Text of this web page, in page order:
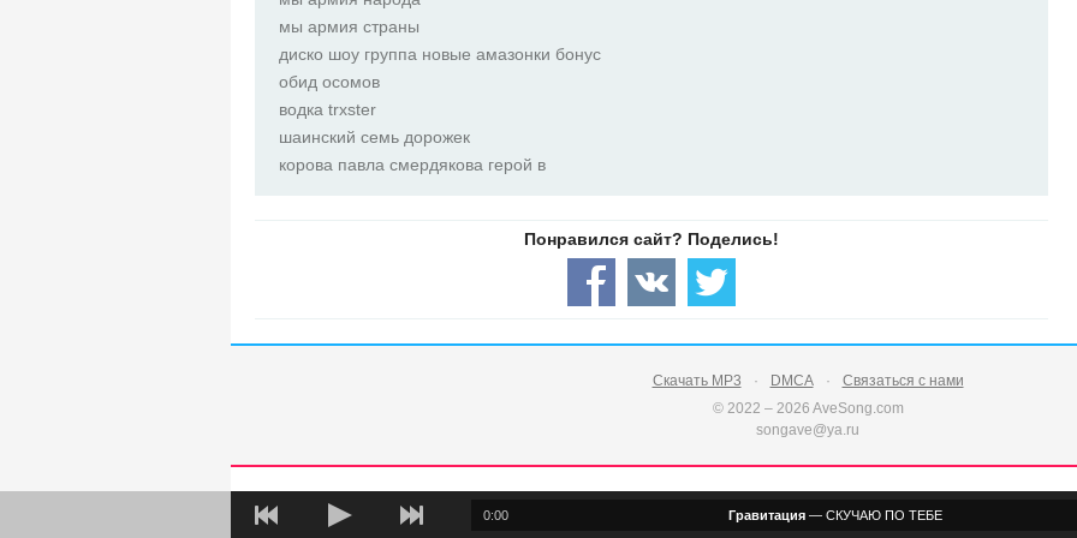
мы армия страны
диско шоу группа новые амазонки бонус
обид осомов
водка trxster
шаинский семь дорожек
корова павла смердякова герой в
Скачать MP3 DMCA
Связаться с нами
© 2022 – 2026 AveSong.com
songave@ya.ru
0:00 Гравитация — СКУЧАЮ ПО ТЕБЕ